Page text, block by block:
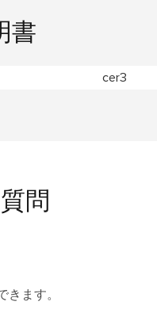
書
問
きます。